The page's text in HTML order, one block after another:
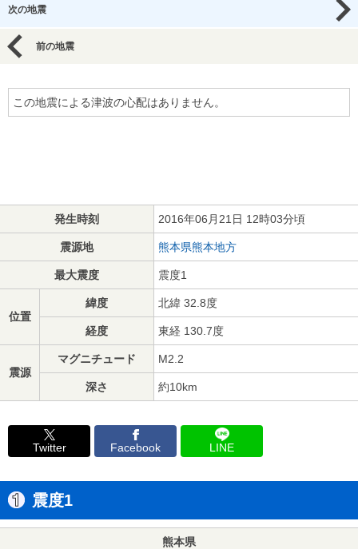
次の地震
前の地震
この地震による津波の心配はありません。
発生時刻 2016年06月21日 12時03分頃
震源地 熊本県熊本地方
最大震度 震度1
位置
緯度 北緯 32.8度
経度 東経 130.7度
震源
マグニチュード M2.2
深さ 約10km
Twitter Facebook LINE
震度1
熊本県